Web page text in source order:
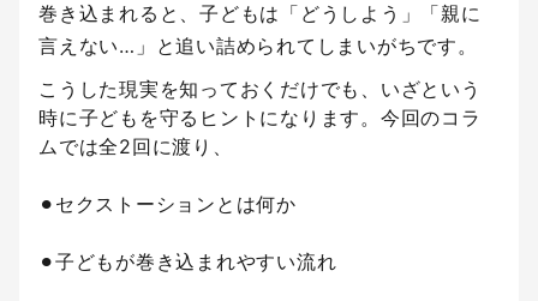
巻き込まれると、子どもは「どうしよう」「親に
言えない…」と追い詰められてしまいがちです。
こうした現実を知っておくだけでも、いざという
時に子どもを守るヒントになります。今回のコラ
ムでは全2回に渡り、
⚫︎セクストーションとは何か
⚫︎子どもが巻き込まれやすい流れ